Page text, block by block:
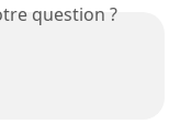
question ?